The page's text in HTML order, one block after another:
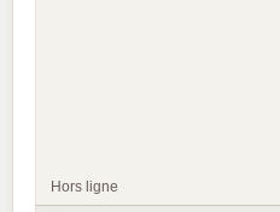
Hors ligne